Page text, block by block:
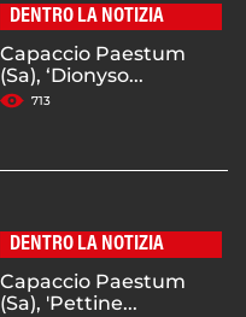
DENTRO LA NOTIZIA
Capaccio Paestum
(Sa), ‘Dionyso...
713
DENTRO LA NOTIZIA
Capaccio Paestum
(Sa), 'Pettine...